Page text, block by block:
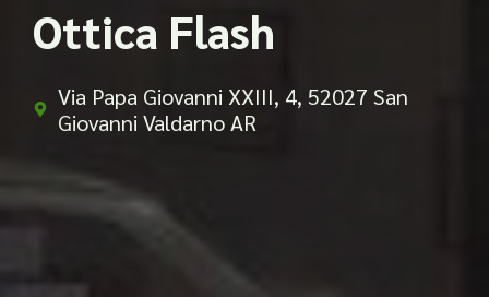
Ottica Flash
Via Papa Giovanni XXIII, 4, 52027 San
Giovanni Valdarno AR